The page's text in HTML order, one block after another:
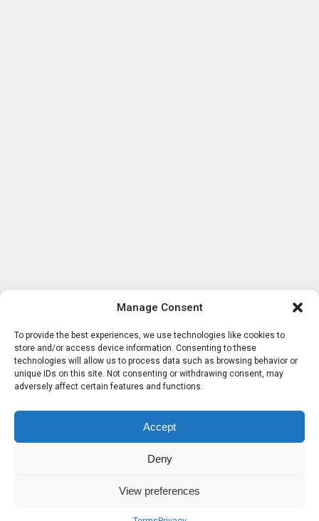
Manage Consent
To provide the best experiences, we use technologies like cookies to
store and/or access device information. Consenting to these
technologies will allow us to process data such as browsing behavior or
unique IDs on this site. Not consenting or withdrawing consent, may
adversely affect certain features and functions.
Accept
Deny
View preferences